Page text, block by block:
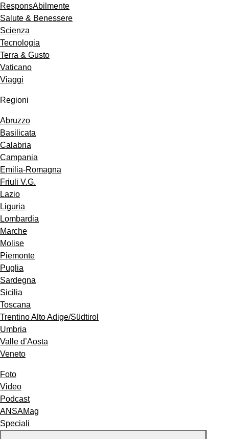
ResponsAbilmente
Salute & Benessere
Scienza
Tecnologia
Terra & Gusto
Vaticano
Viaggi
Regioni
Abruzzo
Basilicata
Calabria
Campania
Emilia-Romagna
Friuli V.G.
Lazio
Liguria
Lombardia
Marche
Molise
Piemonte
Puglia
Sardegna
Sicilia
Toscana
Trentino Alto Adige/Südtirol
Umbria
Valle d’Aosta
Veneto
Foto
Video
Podcast
ANSAMag
Speciali